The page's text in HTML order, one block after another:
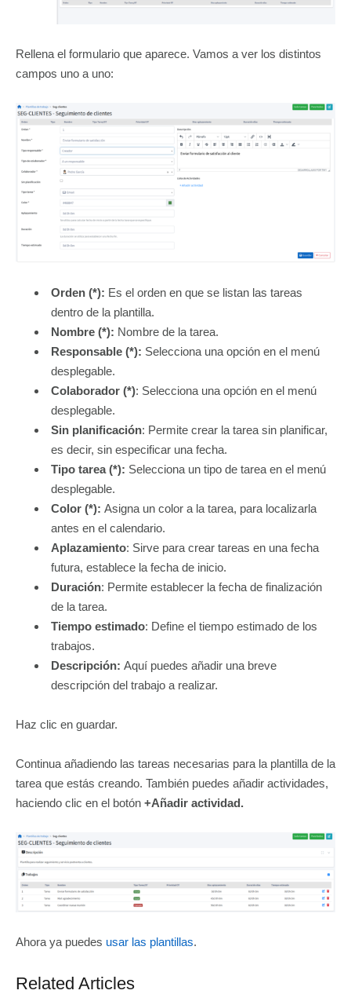
Rellena el formulario que aparece. Vamos a ver los distintos
campos uno a uno:
Orden (*): Es el orden en que se listan las tareas
dentro de la plantilla.
Nombre (*): Nombre de la tarea.
Responsable (*): Selecciona una opción en el menú
desplegable.
Colaborador (*): Selecciona una opción en el menú
desplegable.
Sin planificación: Permite crear la tarea sin planificar,
es decir, sin especificar una fecha.
Tipo tarea (*): Selecciona un tipo de tarea en el menú
desplegable.
Color (*): Asigna un color a la tarea, para localizarla
antes en el calendario.
Aplazamiento: Sirve para crear tareas en una fecha
futura, establece la fecha de inicio.
Duración: Permite establecer la fecha de finalización
de la tarea.
Tiempo estimado: Define el tiempo estimado de los
trabajos.
Descripción: Aquí puedes añadir una breve
descripción del trabajo a realizar.
Haz clic en guardar.
Continua añadiendo las tareas necesarias para la plantilla de la
tarea que estás creando. También puedes añadir actividades,
haciendo clic en el botón +Añadir actividad.
Ahora ya puedes usar las plantillas.
Related Articles